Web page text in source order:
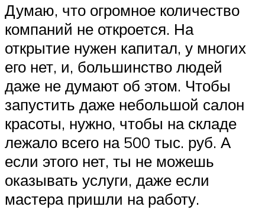
Думаю, что огромное количество
компаний не откроется. На
открытие нужен капитал, у многих
его нет, и, большинство людей
даже не думают об этом. Чтобы
запустить даже небольшой салон
красоты, нужно, чтобы на складе
лежало всего на 500 тыс. руб. А
если этого нет, ты не можешь
оказывать услуги, даже если
мастера пришли на работу.